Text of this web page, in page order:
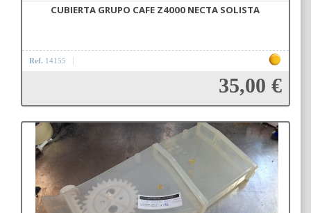
CUBIERTA GRUPO CAFE Z4000 NECTA SOLISTA
Ref. 14155
35,00 €
Añadir a la cesta